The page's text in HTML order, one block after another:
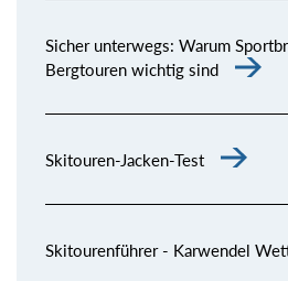
Sicher unterwegs: Warum
Bergtouren wichtig sind
Skitouren-Jacken-Test
Skitourenführer - Karwendel